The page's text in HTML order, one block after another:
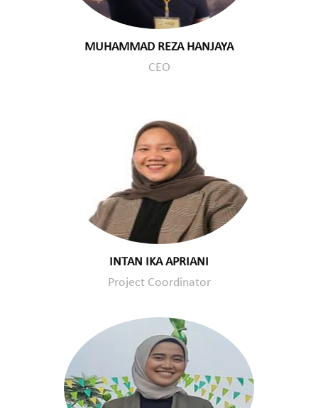
MUHAMMAD REZA HANJAYA
CEO
INTAN IKA APRIANI
Project Coordinator